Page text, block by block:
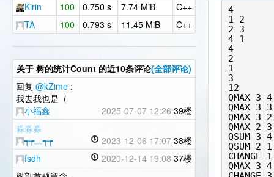
Kirin
100 0.750 s 7.74 MiB
C++
TA
100 0.793 s 11.45 MiB C++
关于 树的统计Count 的近10条评论(全部评论)
回复 @kZime :
我去我也是（
小福鑫
2025-07-07 12:26 39楼
淼淼淼
┭┮﹏┭┮
2023-12-06 17:07 38楼
fsdh
2020-12-14 19:08 37楼
4
1 2
2 3
4 1
4
2
1
3
12
QMAX 3 4
QMAX 3 3
QMAX 3 2
QMAX 2 3
QSUM 3 4
QSUM 2 1
CHANGE
QMAX 3 4